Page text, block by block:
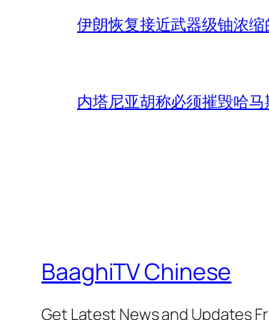
伊朗恢复接近武器级铀浓缩
内塔尼亚胡称必须摧毁哈
BaaghiTV Chinese
Get Latest News and Updates